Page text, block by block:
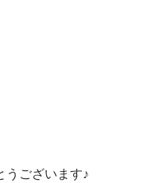
うございます♪